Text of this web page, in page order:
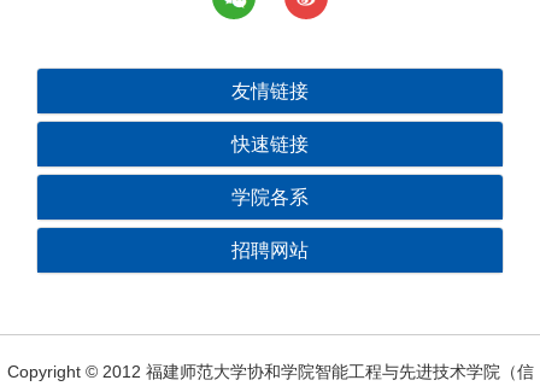
友情链接
快速链接
学院各系
招聘网站
Copyright © 2012 福建师范大学协和学院智能工程与先进技术学院（信